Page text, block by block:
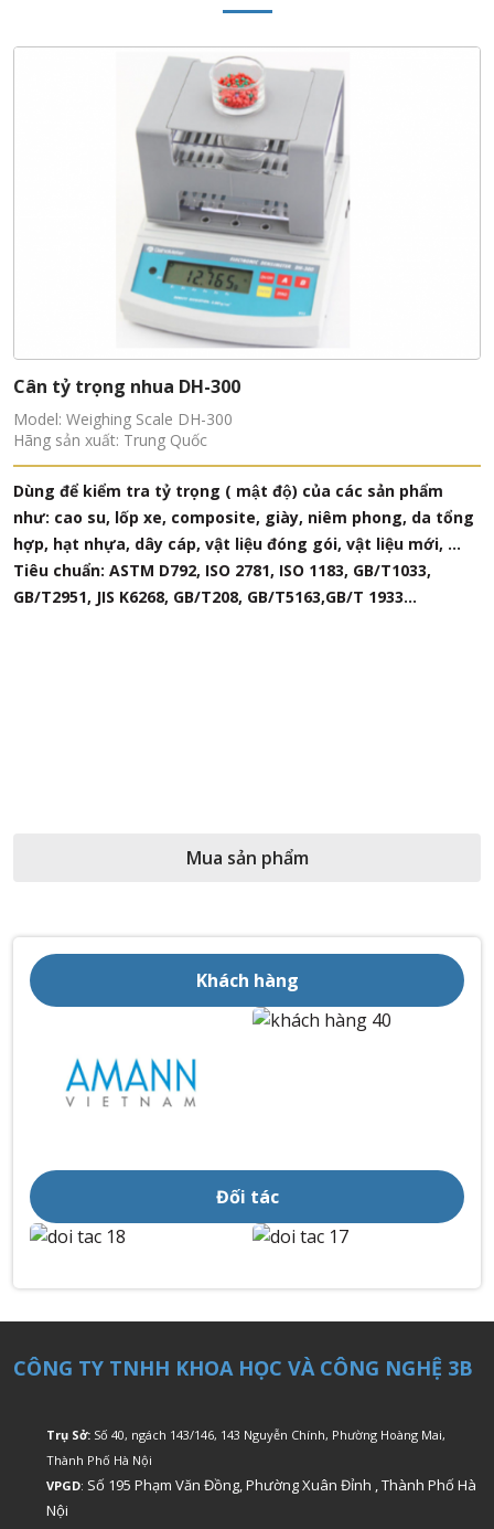
Cân tỷ trọng nhua DH-300
Model: Weighing Scale DH-300
Hãng sản xuất: Trung Quốc
Dùng để kiểm tra tỷ trọng ( mật độ) của các sản phẩm
như: cao su, lốp xe, composite, giày, niêm phong, da tổng
hợp, hạt nhựa, dây cáp, vật liệu đóng gói, vật liệu mới, ...
Tiêu chuẩn: ASTM D792, ISO 2781, ISO 1183, GB/T1033,
GB/T2951, JIS K6268, GB/T208, GB/T5163,GB/T 1933...
Mua sản phẩm
Khách hàng
Đối tác
CÔNG TY TNHH KHOA HỌC VÀ CÔNG NGHỆ 3B
Trụ Sở: Số 40, ngách 143/146, 143 Nguyễn Chính, Phường Hoàng Mai,
Thành Phố Hà Nội
VPGD: Số 195 Phạm Văn Đồng, Phường Xuân Đỉnh , Thành Phố Hà
Nội